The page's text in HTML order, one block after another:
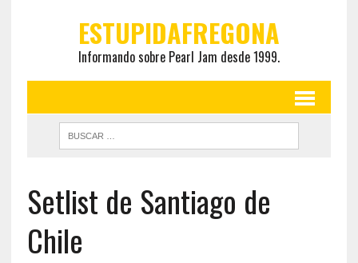
ESTUPIDAFREGONA
Informando sobre Pearl Jam desde 1999.
Setlist de Santiago de
Chile